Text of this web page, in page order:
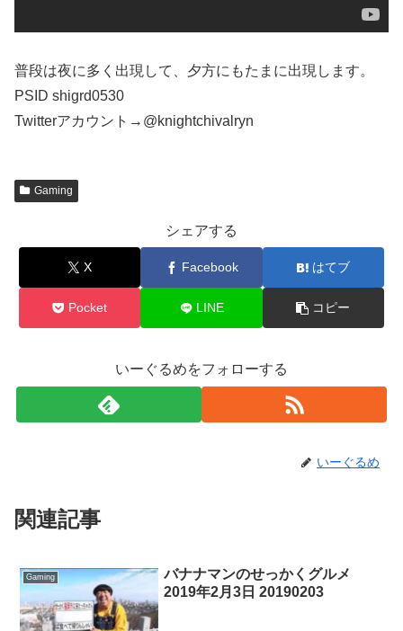
普段は夜に多く出現して、夕方にもたまに出現します。
PSID shigrd0530
Twitterアカウント→@knightchivalryn
Gaming
シェアする
X Facebook はてブ
Pocket LINE コピー
いーぐるめをフォローする
いーぐるめ
関連記事
Gaming
バナナマンのせっかくグルメ
2019年2月3日 20190203